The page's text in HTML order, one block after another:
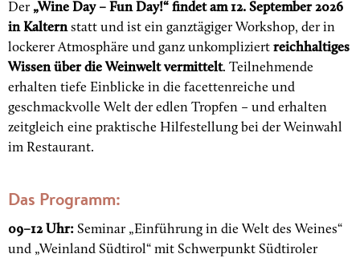
Der„Wine Day – Fun Day!“ findet am 12. September 2026
in Kalternstatt und ist ein ganztägiger Workshop, der in
lockerer Atmosphäre und ganz unkompliziert reichhaltiges
Wissen über die Weinwelt vermittelt. Teilnehmende
erhalten tiefe Einblicke in die facettenreiche und
geschmackvolle Welt der edlen Tropfen – und erhalten
zeitgleich eine praktische Hilfestellung bei der Weinwahl
im Restaurant.
Das Programm:
09–12 Uhr: Seminar „Einführung in die Welt des Weines“
und „Weinland Südtirol“ mit Schwerpunkt Südtiroler